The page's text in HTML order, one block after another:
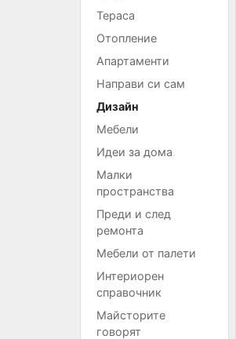
Тераса
Отопление
Апартаменти
Направи си сам
Дизайн
Мебели
Идеи за дома
Малки
пространства
Преди и след
ремонта
Мебели от палети
Интериорен
справочник
Майсторите
говорят